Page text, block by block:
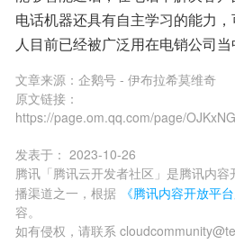
电话机器还具有自主学习的能力
人目前已经被广泛用在电销公司当
文章来源： 企鹅号 - 伊布拉希莫维奇
原文链接：
https://page.om.qq.com/page/
发表于： 2023-10-26
腾讯「腾讯云开发者社区」是腾讯内
播渠道之一，根据
《腾讯内容开放平
容。
如有侵权，请联系